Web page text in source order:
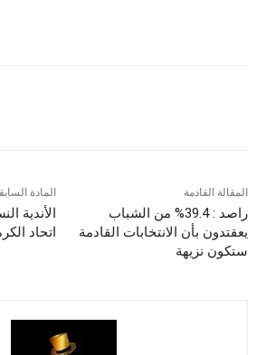
المادة
الأندية
اتحاد
المقالة القادمة
راصد : 39.4% من الشباب
يعقتدون بأن الانتخابات القادمة
ستكون نزيهة